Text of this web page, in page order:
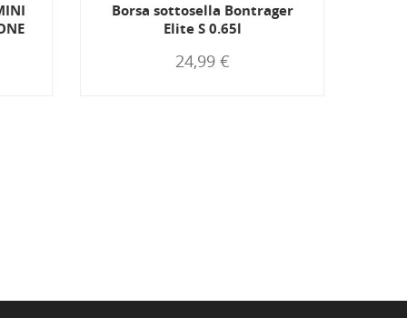
Borsa sottosella Bontrager
Elite S 0.65l
24,99 €